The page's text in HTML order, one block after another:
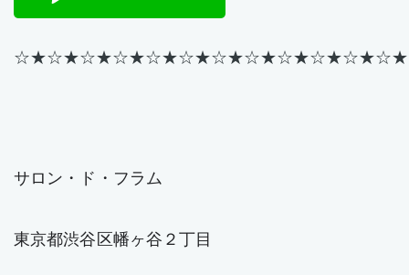
☆★☆★☆★☆★☆★☆★☆★☆★☆★☆★☆★☆★
サロン・ド・フラム
東京都渋谷区幡ヶ谷２丁目